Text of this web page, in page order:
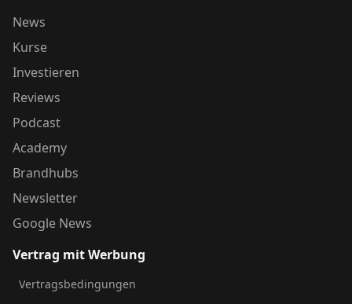
News
Kurse
Investieren
Reviews
Podcast
Academy
Brandhubs
Newsletter
Google News
Vertrag mit Werbung
Vertragsbedingungen